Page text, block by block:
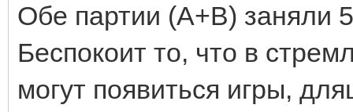
Обе партии (А+В) заняли
Беспокоит то, что в
могут появиться игры,